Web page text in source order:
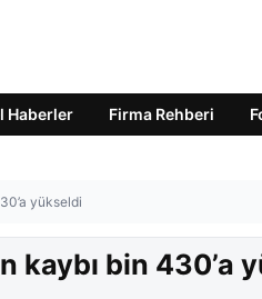
Haberler Firma Rehberi
yükseldi
kaybı bin 430’a